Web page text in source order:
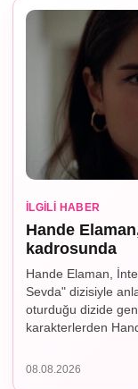
İLGILI HABER
Hande
kadrosunda
Hande Elaman,
Sevda" dizisiyle
oturduğu dizide
karakterlerden
08.08.2026